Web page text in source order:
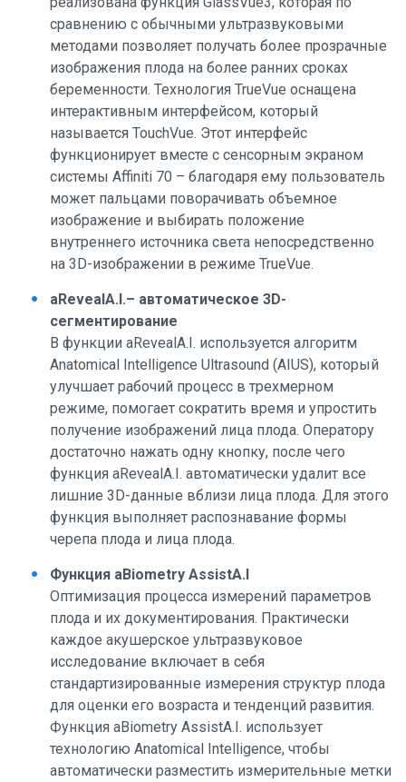
сравнению с обычными ультразвуковыми
методами позволяет получать более прозрачные
изображения плода на более ранних сроках
беременности. Технология TrueVue оснащена
интерактивным интерфейсом, который
называется TouchVue. Этот интерфейс
функционирует вместе с сенсорным экраном
системы Affiniti 70 – благодаря ему пользователь
может пальцами поворачивать объемное
изображение и выбирать положение
внутреннего источника света непосредственно
на 3D-изображении в режиме TrueVue.
aRevealA.I.– автоматическое 3D-
сегментирование
В функции aRevealA.I. используется алгоритм
Anatomical Intelligence Ultrasound (AIUS), который
улучшает рабочий процесс в трехмерном
режиме, помогает сократить время и упростить
получение изображений лица плода. Оператору
достаточно нажать одну кнопку, после чего
функция aRevealA.I. автоматически удалит все
лишние 3D-данные вблизи лица плода. Для этого
функция выполняет распознавание формы
черепа плода и лица плода.
Функция aBiometry AssistA.I
Оптимизация процесса измерений параметров
плода и их документирования. Практически
каждое акушерское ультразвуковое
исследование включает в себя
стандартизированные измерения структур плода
для оценки его возраста и тенденций развития.
Функция aBiometry AssistA.I. использует
технологию Anatomical Intelligence, чтобы
автоматически разместить измерительные метки